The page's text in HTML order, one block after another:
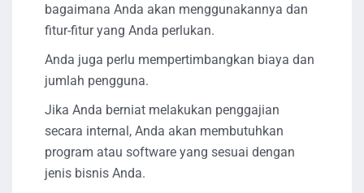
bagaimana Anda akan menggunakannya dan
fitur-fitur yang Anda perlukan.
Anda juga perlu mempertimbangkan biaya dan
jumlah pengguna.
Jika Anda berniat melakukan penggajian
secara internal, Anda akan membutuhkan
program atau software yang sesuai dengan
jenis bisnis Anda.